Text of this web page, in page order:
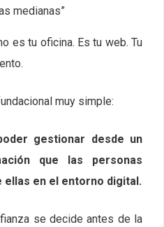
medianas”
es tu oficina. Es tu web. Tu
muy simple:
gestionar desde un
que las personas
en el entorno digital.
se decide antes de la